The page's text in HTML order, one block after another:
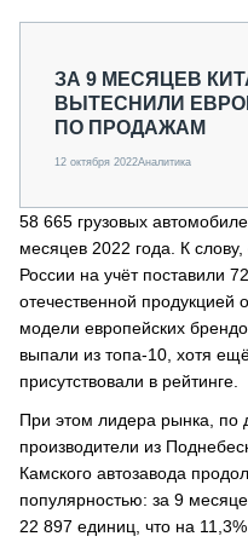
ЗА 9 МЕСЯЦЕВ
ВЫТЕСНИЛИ
ПО ПРОДАЖАМ
12 октября 2022Аналитика
58 665 грузовых
месяцев 2022 года. К
России на учёт поставили
отечественной продукцией
модели европейских
выпали из топа-10, хотя
присутствовали в рейтинге.
При этом лидера рынка, по
производители из
Камского автозавода
популярностью: за 9
22 897 единиц, что на